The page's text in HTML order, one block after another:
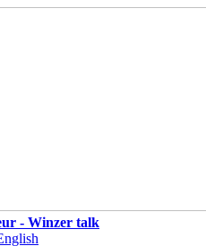
- Winzer talk